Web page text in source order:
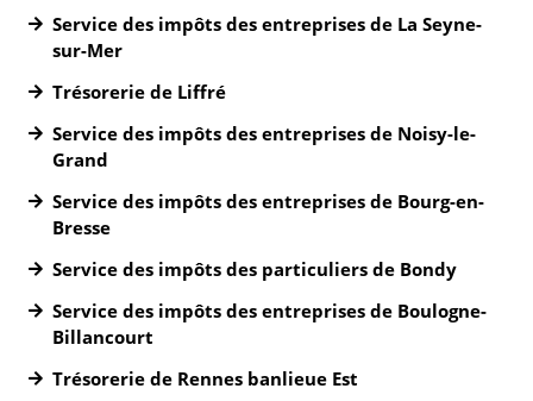
Service des impôts des entreprises de La Seyne-
sur-Mer
Trésorerie de Liffré
Service des impôts des entreprises de Noisy-le-
Grand
Service des impôts des entreprises de Bourg-en-
Bresse
Service des impôts des particuliers de Bondy
Service des impôts des entreprises de Boulogne-
Billancourt
Trésorerie de Rennes banlieue Est